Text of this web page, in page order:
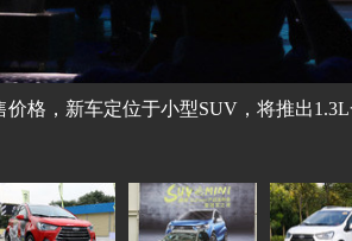
价格，新车定位于小型SUV，将推出